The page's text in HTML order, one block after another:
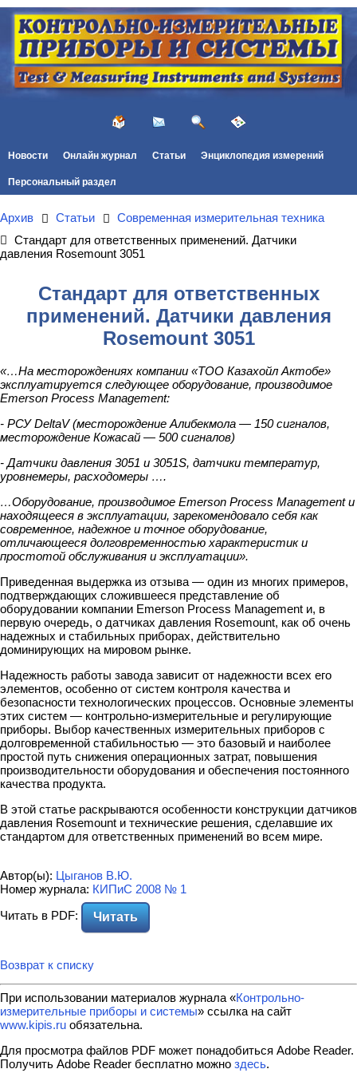
Новости Онлайн журнал Статьи Энциклопедия измерений
Персональный раздел
Архив Статьи
Современная измерительная техника
Стандарт для ответственных применений. Датчики
давления Rosemount 3051
Стандарт для ответственных
применений. Датчики давления
Rosemount 3051
«…На месторождениях компании «ТОО Казахойл Актобе»
эксплуатируется следующее оборудование, производимое
Emerson Process Management:
- РСУ DeltaV (месторождение Алибекмола — 150 сигналов,
месторождение Кожасай — 500 сигналов)
- Датчики давления 3051 и 3051S, датчики температур,
уровнемеры, расходомеры ….
…Оборудование, производимое Emerson Process Management и
находящееся в эксплуатации, зарекомендовало себя как
современное, надежное и точное оборудование,
отличающееся долговременностью характеристик и
простотой обслуживания и эксплуатации».
Приведенная выдержка из отзыва — один из многих примеров,
подтверждающих сложившееся представление об
оборудовании компании Emerson Process Management и, в
первую очередь, о датчиках давления Rosemount, как об очень
надежных и стабильных приборах, действительно
доминирующих на мировом рынке.
Надежность работы завода зависит от надежности всех его
элементов, особенно от систем контроля качества и
безопасности технологических процессов. Основные элементы
этих систем — контрольно-измерительные и регулирующие
приборы. Выбор качественных измерительных приборов с
долговременной стабильностью — это базовый и наиболее
простой путь снижения операционных затрат, повышения
производительности оборудования и обеспечения постоянного
качества продукта.
В этой статье раскрываются особенности конструкции датчиков
давления Rosemount и технические решения, сделавшие их
стандартом для ответственных применений во всем мире.
Автор(ы): Цыганов В.Ю.
Номер журнала: КИПиС 2008 № 1
Читать в PDF:
Читать
Возврат к списку
При использовании материалов журнала «Контрольно-
измерительные приборы и системы» ссылка на сайт
www.kipis.ru обязательна.
Для просмотра файлов PDF может понадобиться Adobe Reader.
Получить Adobe Reader бесплатно можно здесь.